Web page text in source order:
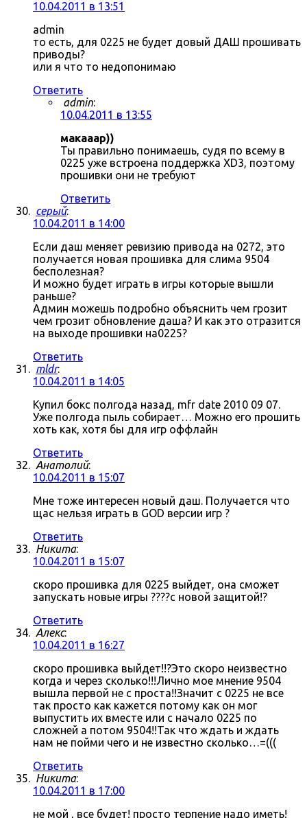
10.04.2011 в 13:51
admin
то есть, для 0225 не будет довый ДАШ прошивать
приводы?
или я что то недопонимаю
Ответить
admin:
10.04.2011 в 13:55
макааар))
Ты правильно понимаешь, судя по всему в
0225 уже встроена поддержка XD3, поэтому
прошивки они не требуют
Ответить
серый:
10.04.2011 в 14:00
Если даш меняет ревизию привода на 0272, это
получается новая прошивка для слима 9504
бесполезная?
И можно будет играть в игры которые вышли
раньше?
Админ можешь подробно объяснить чем грозит
чем грозит обновление даша? И как это отразится
на выходе прошивки на0225?
Ответить
mldr:
10.04.2011 в 14:05
Купил бокс полгода назад, mfr date 2010 09 07.
Уже полгода пыль собирает… Можно его прошить
хоть как, хотя бы для игр оффлайн
Ответить
Анатолий:
10.04.2011 в 15:07
Мне тоже интересен новый даш. Получается что
щас нельзя играть в GOD версии игр ?
Ответить
Никита:
10.04.2011 в 15:07
скоро прошивка для 0225 выйдет, она сможет
запускать новые игры ????с новой защитой!?
Ответить
Алекс:
10.04.2011 в 16:27
скоро прошивка выйдет!!?Это скоро неизвестно
когда и через сколько!!!Лично мое мнение 9504
вышла первой не с проста!!Значит с 0225 не все
так просто как кажется потому как он мог
выпустить их вместе или с начало 0225 по
сложней а потом 9504!!Так что ждать и ждать
нам не пойми чего и не известно сколько…=(((
Ответить
Никита:
10.04.2011 в 17:00
не мой , все будет! просто терпение надо иметь!